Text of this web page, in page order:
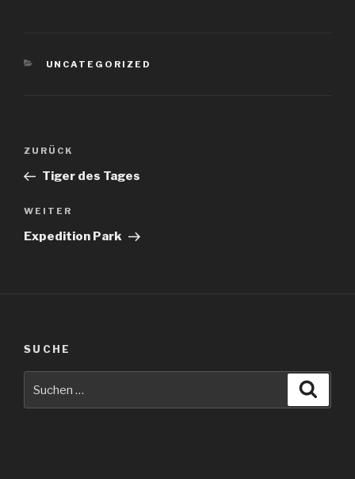
KATEGORIEN
UNCATEGORIZED
Beitragsnavigation
Vorheriger
Beitrag
ZURÜCK
Tiger des Tages
Nächster
Beitrag
WEITER
Expedition Park
SUCHE